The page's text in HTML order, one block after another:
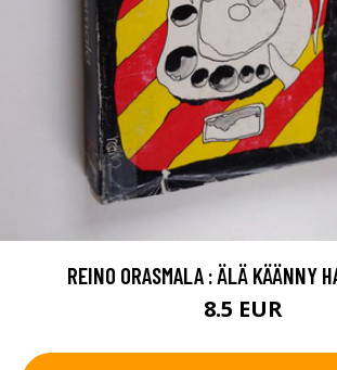
REINO ORASMALA : ÄLÄ KÄÄNNY
8.5 EUR